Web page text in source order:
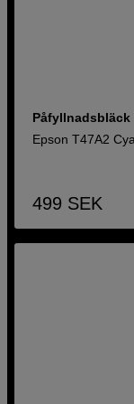
Påfyllnadsbläck
Epson T47A2
499 SEK